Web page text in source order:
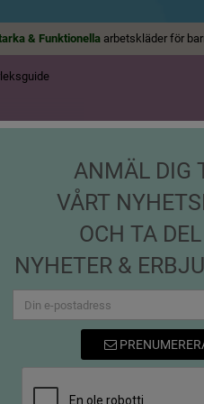
& Funktionella arbetskläder för
JACKOR T-SHIRTS
ALLA ÅLDRAR
Fleecejacka med Loxy-reflex Grön
EAN13
ANMÄL DIG
VÅRT
OCH TA
NYHETER &